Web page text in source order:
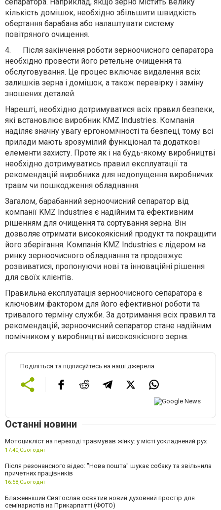
сепаратора. Наприклад, якщо зерно містить велику
кількість домішок, необхідно збільшити швидкість
обертання барабана або налаштувати систему
повітряного очищення.
4.
Після закінчення роботи зерноочисного сепаратора
необхідно провести його ретельне очищення та
обслуговування. Це процес включає видалення всіх
залишків зерна і домішок, а також перевірку і заміну
зношених деталей.
Нарешті, необхідно дотримуватися всіх правил безпеки,
які встановлює виробник KMZ Industries. Компанія
наділяє значну увагу ергономічності та безпеці, тому всі
прилади мають зрозумілий функціонал та додаткові
елементи захисту. Проте як і на будь-якому виробництві
необхідно дотримуватись правил експлуатації та
рекомендацій виробника для недопущення виробничих
травм чи пошкодження обладнання.
Загалом, барабанний зерноочисний сепаратор від
компанії KMZ Industries є надійним та ефективним
рішенням для очищення та сортування зерна. Він
дозволяє отримати високоякісний продукт та покращити
його зберігання. Компанія KMZ Industries є лідером на
ринку зерноочисного обладнання та продовжує
розвиватися, пропонуючи нові та інноваційні рішення
для своїх клієнтів.
Правильна експлуатація зерноочисного сепаратора є
ключовим фактором для його ефективної роботи та
тривалого терміну служби. За дотримання всіх правил та
рекомендацій, зерноочисний сепаратор стане надійним
помічником у виробництві високоякісного зерна.
Поділіться та підписуйтесь на наші джерела
Останні новини
Мотоцикліст на переході травмував жінку: у місті ускладнений рух
17:40,Сьогодні
Після резонансного відео: "Нова пошта" шукає собаку та звільнила
причетних працівників
16:58,Сьогодні
Блаженніший Святослав освятив новий духовний простір для
семінаристів на Прикарпатті (ФОТО)